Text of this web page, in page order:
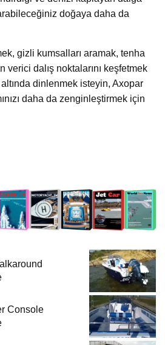
doğaya daha da
gizli kumsalları aramak, tenha
verici dalış noktalarını keşfetmek
dinlenmek isteyin, Axopar
daha da zenginleştirmek için
Console